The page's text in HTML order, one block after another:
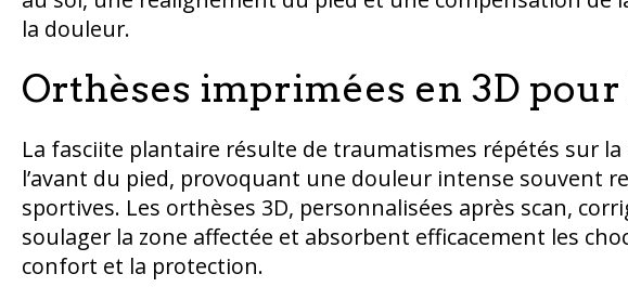
la douleur.
Orthèses imprimées en 3D
La fasciite plantaire résulte de traumatismes répétés sur
l’avant du pied, provoquant une douleur intense souvent
sportives. Les orthèses 3D, personnalisées après scan,
soulager la zone affectée et absorbent efficacement les
confort et la protection.